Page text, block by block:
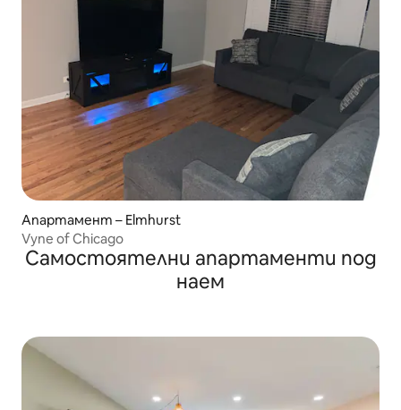
Апартамент – Elmhurst
Vyne of Chicago
Самостоятелни апартаменти под
наем